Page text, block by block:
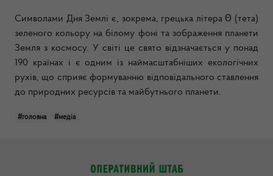
Символами Дня Землі є, зокрема, грецька літера Θ (тета)
зеленого кольору на білому фоні та зображення планети
Земля з космосу. У світі це свято відзначається у понад
190 країнах і є одним із наймасштабніших екологічних
рухів, що сприяє формуванню відповідального ставлення
до природних ресурсів та майбутнього планети.
#головна #медіа